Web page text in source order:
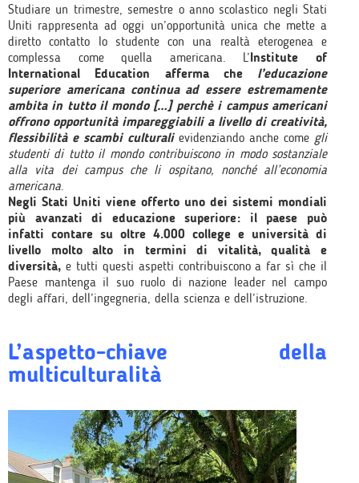
Studiare un trimestre, semestre o anno scolastico negli Stati
Uniti rappresenta ad oggi un’opportunità unica che mette a
diretto contatto lo studente con una realtà eterogenea e
complessa come quella americana. L’Institute of
International Education afferma che l’educazione
superiore americana continua ad essere estremamente
ambita in tutto il mondo […] perchè i campus americani
offrono opportunità impareggiabili a livello di creatività,
flessibilità e scambi culturali evidenziando anche come gli
studenti di tutto il mondo contribuiscono in modo sostanziale
alla vita dei campus che li ospitano, nonché all’economia
americana
Negli Stati Uniti viene offerto uno dei sistemi mondiali
più avanzati di educazione superiore: il paese può
infatti contare su oltre 4.000 college e università di
livello molto alto in termini di vitalità, qualità e
diversità, e tutti questi aspetti contribuiscono a far sì che il
Paese mantenga il suo ruolo di nazione leader nel campo
degli affari, dell’ingegneria, della scienza e dell’istruzione.
L’aspetto-chiave della
multiculturalità